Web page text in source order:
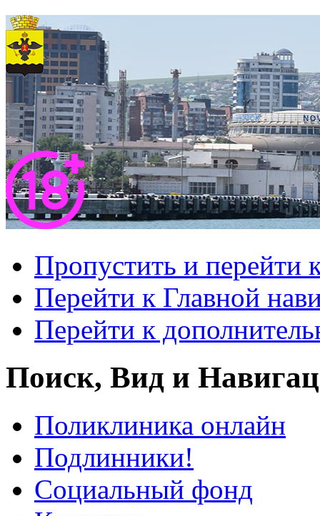
Пропустить и перейти
Перейти к Главной
Перейти к
Поиск, Вид и
Поликлиника онлайн
Подлинники!
Социальный фонд